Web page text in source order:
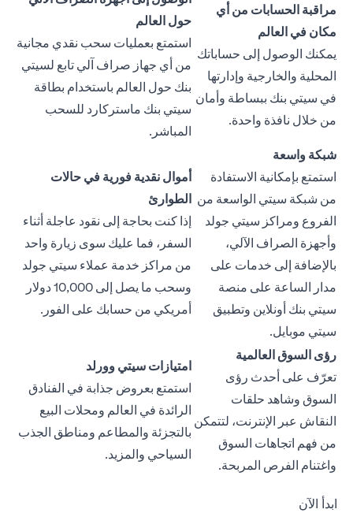
مراقبة الحسابات من أي
مكان في العالم
يمكنك الوصول إلى حساباتك
المحلية والخارجية وإدارتها
في سيتي بنك ببساطة وأمان
من خلال نافذة واحدة.
حول العالم
استمتع بعمليات سحب نقدي مجانية
من أي جهاز صراف آلي تابع لسيتي
بنك حول العالم باستخدام بطاقة
سيتي بنك ماستركارد للسحب
المباشر.
شبكة واسعة
استمتع بإمكانية الاستفادة
من شبكة سيتي الواسعة من
الفروع ومراكز سيتي جولد
وأجهزة الصراف الآلي،
بالإضافة إلى خدمات على
مدار الساعة على منصة
سيتي بنك أونلاين وتطبيق
سيتي موبايل.
أموال نقدية فورية في حالات
الطوارئ
إذا كنت بحاجة إلى نقود عاجلة أثناء
السفر، فما عليك سوى زيارة واحد
من مراكز خدمة عملاء سيتي جولد
وسحب ما يصل إلى 10,000 دولار
أمريكي من حسابك على الفور.
رؤى السوق العالمية
تعرّف على أحدث رؤى
السوق وشاهد حلقات
النقاش عبر الإنترنت، لتتمكن
من فهم اتجاهات السوق
واغتنام الفرص المربحة.
امتيازات سيتي وورلد
استمتع بعروض جذابة في الفنادق
الرائدة في العالم ومحلات البيع
بالتجزئة والمطاعم ومناطق الجذب
السياحي والمزيد.
ابدأ الآن